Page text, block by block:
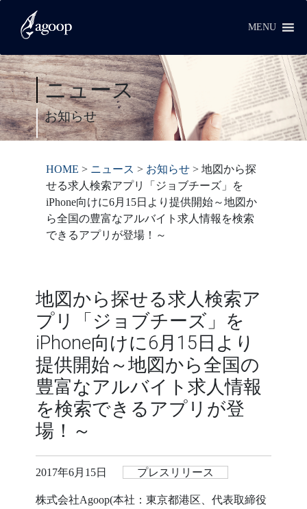
MENU
ニュース
お知らせ
HOME > ニュース > お知らせ >地図から探
せる求人検索アプリ「ジョブチーズ」を
iPhone向けに6月15日より提供開始～地図か
ら全国の豊富なアルバイト求人情報を検索
できるアプリが登場！～
地図から探せる求人検索ア
プリ「ジョブチーズ」を
iPhone向けに6月15日より
提供開始～地図から全国の
豊富なアルバイト求人情報
を検索できるアプリが登
場！～
2017年6月15日 プレスリリース
株式会社Agoop(本社：東京都港区、代表取締役